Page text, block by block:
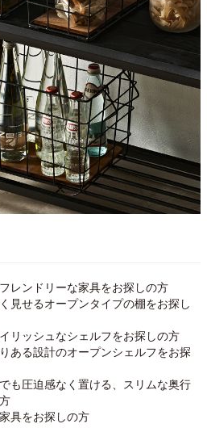
レンドリーな家具をお探しの方
見せるオープンタイプの棚をお探し
リッシュなシェルフをお探しの方
ある設計のオープンシェルフをお探
も圧迫感なく置ける、スリムな奥行
具をお探しの方